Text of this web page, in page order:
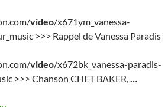
video/x671ym_vanessa-
>>> Rappel de Vanessa Paradis
video/x672bk_vanessa-paradis-
>>> Chanson CHET BAKER,…